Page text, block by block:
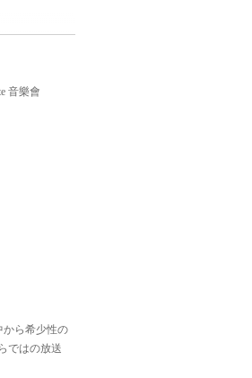
音樂會
から希少性の
ではの放送